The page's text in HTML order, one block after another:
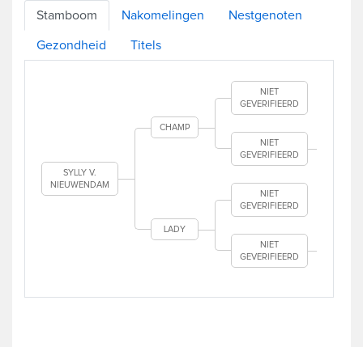
Stamboom Nakomelingen Nestgenoten
Gezondheid Titels
SYLLY V.
NIEUWENDAM
CHAMP
NIET
GEVERIFIEERD
NIET
GEVERIFIEERD
LADY
NIET
GEVERIFIEERD
NIET
GEVERIFIEERD